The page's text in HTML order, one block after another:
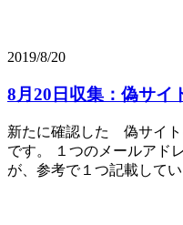
2019/8/20
8月20日収集：偽サイ
新たに確認した 偽サイト
です。 １つのメールアド
が、参考で１つ記載して